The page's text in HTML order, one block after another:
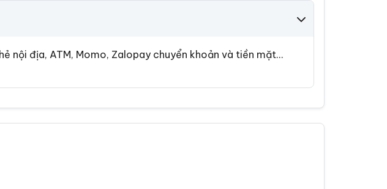
nội địa, ATM, Momo, Zalopay chuyển khoản và tiền mặt…